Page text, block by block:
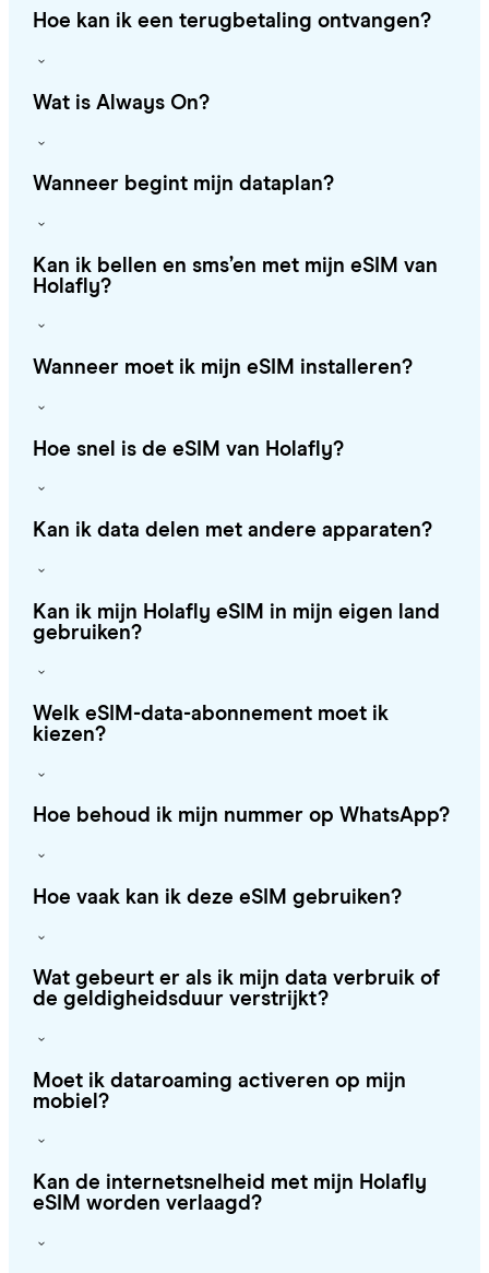
Hoe kan ik een terugbetaling ontvangen?
Wat is Always On?
Wanneer begint mijn dataplan?
Kan ik bellen en sms’en met mijn eSIM van
Holafly?
Wanneer moet ik mijn eSIM installeren?
Hoe snel is de eSIM van Holafly?
Kan ik data delen met andere apparaten?
Kan ik mijn Holafly eSIM in mijn eigen land
gebruiken?
Welk eSIM-data-abonnement moet ik
kiezen?
Hoe behoud ik mijn nummer op WhatsApp?
Hoe vaak kan ik deze eSIM gebruiken?
Wat gebeurt er als ik mijn data verbruik of
de geldigheidsduur verstrijkt?
Moet ik dataroaming activeren op mijn
mobiel?
Kan de internetsnelheid met mijn Holafly
eSIM worden verlaagd?